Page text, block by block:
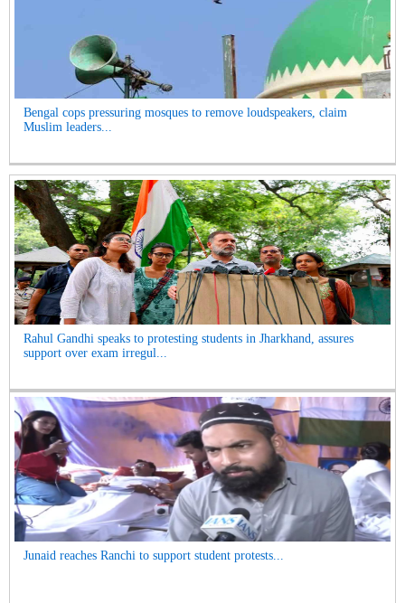
Bengal cops pressuring mosques to remove loudspeakers, claim
Muslim leaders...
Rahul Gandhi speaks to protesting students in Jharkhand, assures
support over exam irregul...
Junaid reaches Ranchi to support student protests...